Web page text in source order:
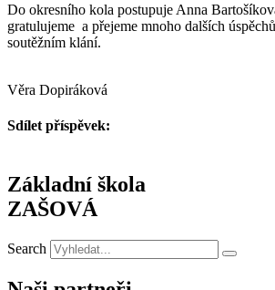
Do okresního kola postupuje Anna
gratulujeme a přejeme mnoho dalších
soutěžním klání.
Věra Dopiráková
Sdílet příspěvek:
Základní škola
ZAŠOVÁ
Search